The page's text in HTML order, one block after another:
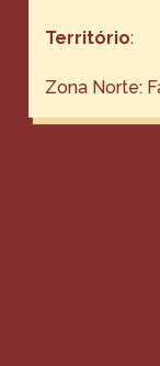
Território:
Zona Norte: